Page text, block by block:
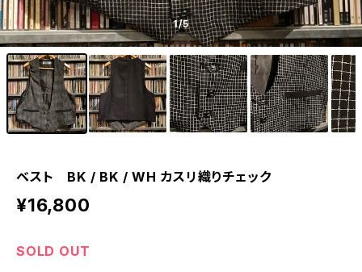
1/5
ベスト BK / BK / WH カスリ織りチェック
¥16,800
SOLD OUT